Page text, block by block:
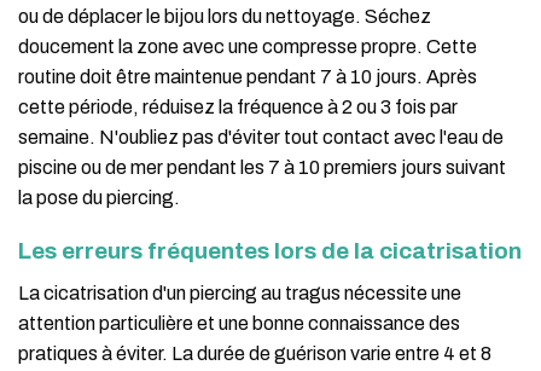
ou de déplacer le bijou lors du nettoyage. Séchez
doucement la zone avec une compresse propre. Cette
routine doit être maintenue pendant 7 à 10 jours. Après
cette période, réduisez la fréquence à 2 ou 3 fois par
semaine. N'oubliez pas d'éviter tout contact avec l'eau de
piscine ou de mer pendant les 7 à 10 premiers jours suivant
la pose du piercing.
Les erreurs fréquentes lors de la cicatrisation
La cicatrisation d'un piercing au tragus nécessite une
attention particulière et une bonne connaissance des
pratiques à éviter. La durée de guérison varie entre 4 et 8